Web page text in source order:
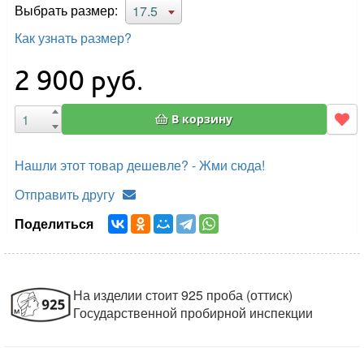
Выбрать размер:
17.5
Как узнать размер?
2 900 руб.
В корзину
Нашли этот товар дешевле? - Жми сюда!
Отправить другу
Поделиться
На изделии стоит 925 проба (оттиск)
Государственной пробирной инспекции